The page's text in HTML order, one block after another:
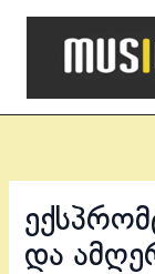
Skip
და